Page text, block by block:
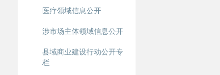
医疗领域信息公开
涉市场主体领域信息公开
县域商业建设行动公开专
栏